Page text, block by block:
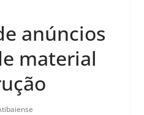
anúncios
material